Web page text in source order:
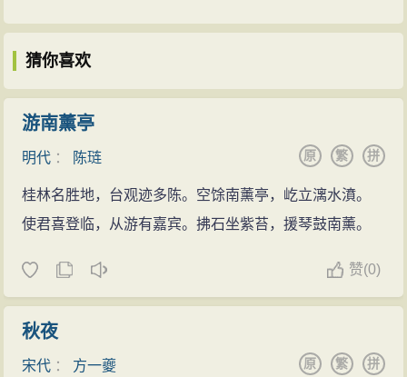
猜你喜欢
游南薰亭
明代 ： 陈琏 拼
繁
原
桂林名胜地，台观迹多陈。空馀南薰亭，屹立漓水濆。
使君喜登临，从游有嘉宾。拂石坐紫苔，援琴鼓南薰。
赞(0)
秋夜
宋代 ： 方一夔 拼
繁
原